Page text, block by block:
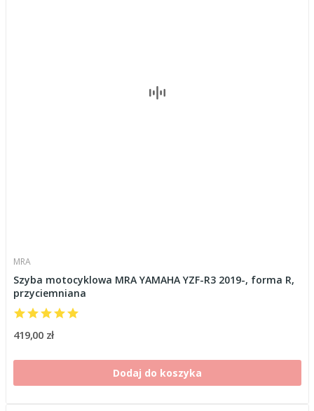
MRA
Szyba motocyklowa MRA YAMAHA YZF-R3 2019-, forma R,
przyciemniana
419,00 zł
Dodaj do koszyka